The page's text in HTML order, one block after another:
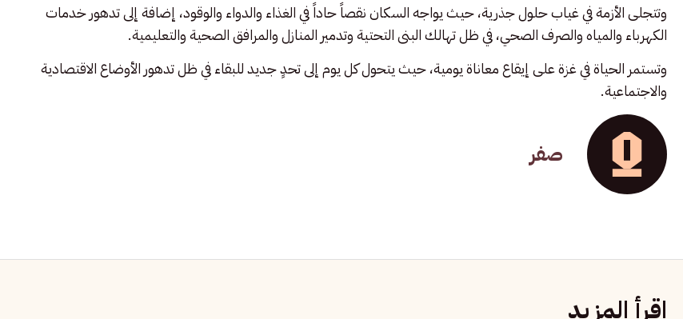
وتتجلى الأزمة في غياب حلول جذرية، حيث يواجه السكان نقصاً حاداً في الغذاء والدواء والوقود، إضافة إلى تدهور خدمات
الكهرباء والمياه والصرف الصحي، في ظل تهالك البنى التحتية وتدمير المنازل والمرافق الصحية والتعليمية.
وتستمر الحياة في غزة على إيقاع معاناة يومية، حيث يتحول كل يوم إلى تحدٍ جديد للبقاء في ظل تدهور الأوضاع الاقتصادية
والاجتماعية.
صفر
اقرأ المزيد